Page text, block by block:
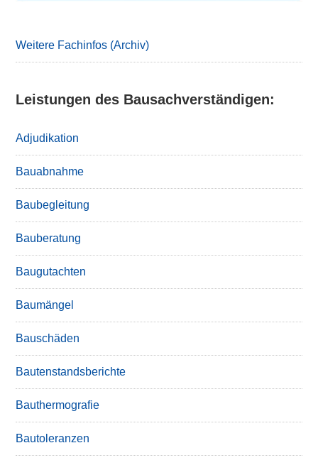
Weitere Fachinfos (Archiv)
Leistungen des Bausachverständigen:
Adjudikation
Bauabnahme
Baubegleitung
Bauberatung
Baugutachten
Baumängel
Bauschäden
Bautenstandsberichte
Bauthermografie
Bautoleranzen